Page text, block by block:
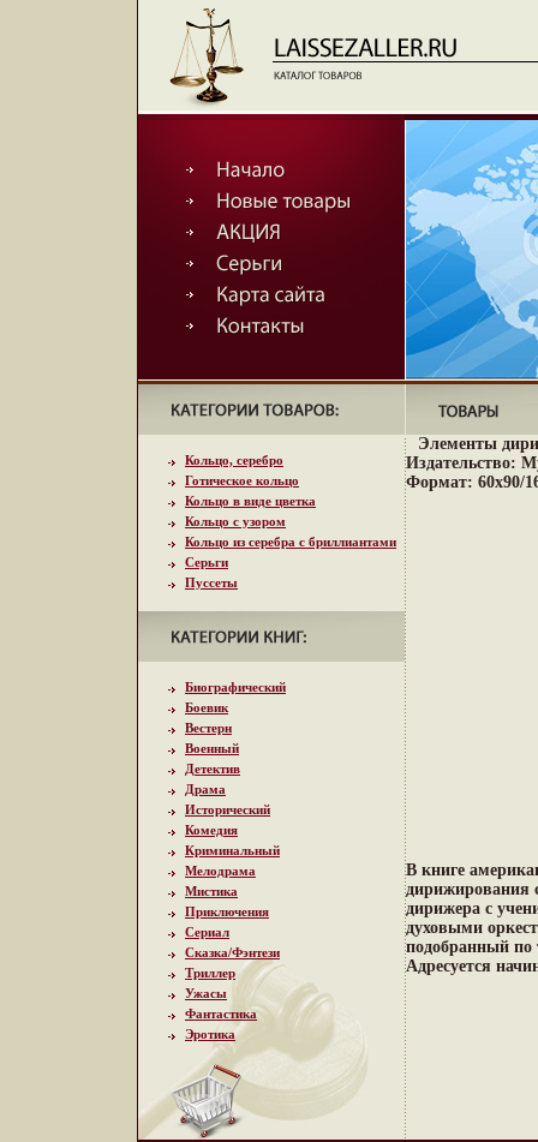
Кольцо, серебро
Готическое кольцо
Кольцо в виде цветка
Кольцо с узором
Кольцо из серебра с бриллиантами
Серьги
Пуссеты
Биографический
Боевик
Вестерн
Военный
Детектив
Драма
Исторический
Комедия
Криминальный
Мелодрама
Мистика
Приключения
Сериал
Сказка/Фэнтези
Триллер
Ужасы
Фантастика
Эротика
Элементы
Издательство:
Формат: 60x90/
В книге
дирижирования
дирижера с
духовыми
подобранный по
Адресуется